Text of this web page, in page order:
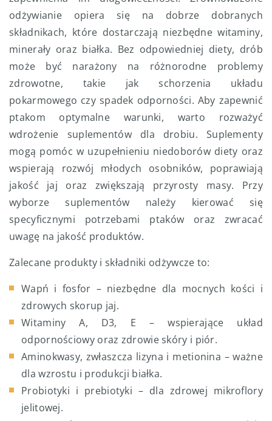
odżywianie opiera się na dobrze dobranych
składnikach, które dostarczają niezbędne witaminy,
minerały oraz białka. Bez odpowiedniej diety, drób
może być narażony na różnorodne problemy
zdrowotne, takie jak schorzenia układu
pokarmowego czy spadek odporności. Aby zapewnić
ptakom optymalne warunki, warto rozważyć
wdrożenie suplementów dla drobiu. Suplementy
mogą pomóc w uzupełnieniu niedoborów diety oraz
wspierają rozwój młodych osobników, poprawiają
jakość jaj oraz zwiększają przyrosty masy. Przy
wyborze suplementów należy kierować się
specyficznymi potrzebami ptaków oraz zwracać
uwagę na jakość produktów.
Zalecane produkty i składniki odżywcze to:
Wapń i fosfor – niezbędne dla mocnych kości i
zdrowych skorup jaj.
Witaminy A, D3, E – wspierające układ
odpornościowy oraz zdrowie skóry i piór.
Aminokwasy, zwłaszcza lizyna i metionina – ważne
dla wzrostu i produkcji białka.
Probiotyki i prebiotyki – dla zdrowej mikroflory
jelitowej.